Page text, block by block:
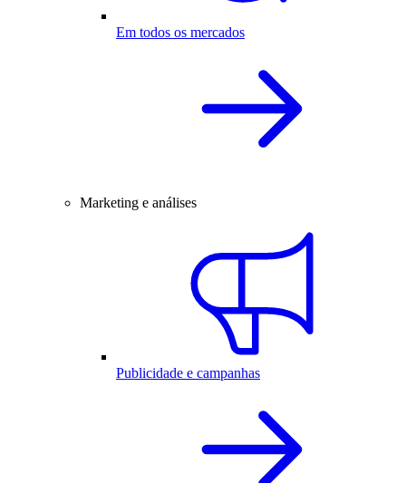
Em todos os mercados
Marketing e análises
Publicidade e campanhas